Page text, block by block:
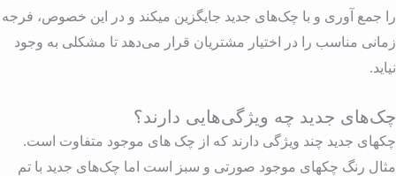
جمع آوری و با چک‌های جدید جایگزین میکند و در این خصوص، فرجه
مناسب را در اختیار مشتریان قرار می‌دهد تا مشکلی به وجود
جدید چه ویژگی‌هایی دارند؟
جدید چند ویژگی دارند که از چک های موجود متفاوت است.
رنگ چکهای موجود صورتی و سبز است اما چک‌های جدید با تم